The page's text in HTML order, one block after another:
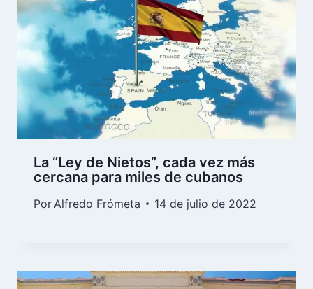
La “Ley de Nietos”, cada vez más
cercana para miles de cubanos
Por Alfredo Frómeta 14 de julio de 2022